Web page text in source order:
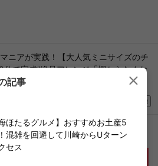
ニアが実践！【大人気ミニサイズのチ
分で完成”絶品アレンジ「棚からなくな
占めたい！」
PR
記事
海ほたるグルメ】おすすめお土産5
混雑を回避して川崎からUターン
セス